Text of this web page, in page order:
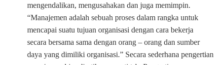
mengendalikan, mengusahakan dan juga memimpin.
“Manajemen adalah sebuah proses dalam rangka untuk
mencapai suatu tujuan organisasi dengan cara bekerja
secara bersama sama dengan orang – orang dan sumber
daya yang dimiliki organisasi.” Secara sederhana pengertian